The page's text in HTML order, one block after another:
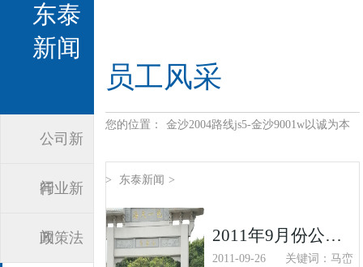
东泰
新闻
公司新
闻
行业新
闻
政策法
员工风采
您的位置： 金沙2004路线js5-金沙9001w以诚为本
> 东泰新闻 >
2011年9月份公司马峦山活动
2011-09-26
关键词：马峦